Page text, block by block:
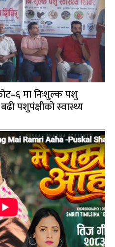
मा निःशुल्क पशु
पशुपंक्षीको स्वास्थ्य